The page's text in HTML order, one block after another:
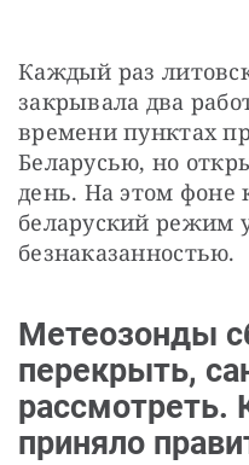
Каждый раз
закрывала два
времени пунктах
Беларусью, но
день. На этом фоне
беларуский режим
безнаказанностью.
Метеозонды
перекрыть,
приняло